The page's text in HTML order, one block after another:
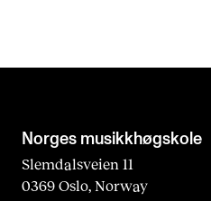
Norges musikk­høgskole
Slemdalsveien 11
0369 Oslo, Norway